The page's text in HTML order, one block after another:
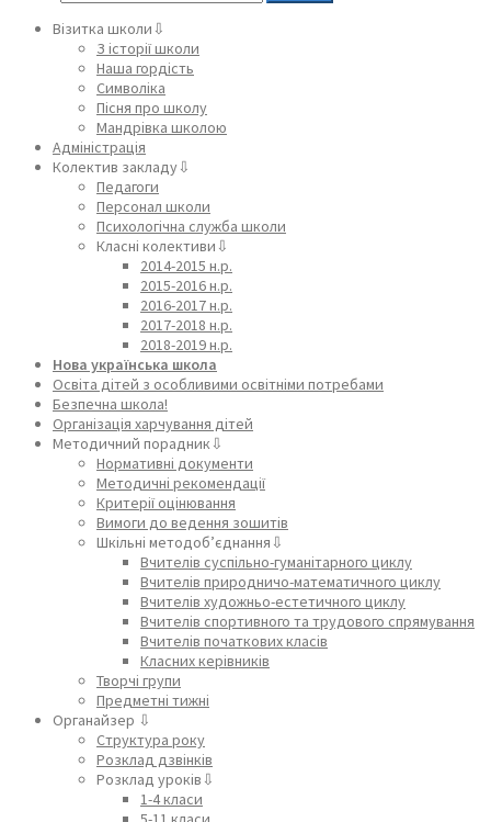
Візитка школи⇩
З історії школи
Наша гордість
Символіка
Пісня про школу
Мандрівка школою
Адміністрація
Колектив закладу⇩
Педагоги
Персонал школи
Психологічна служба школи
Класні колективи⇩
2014-2015 н.р.
2015-2016 н.р.
2016-2017 н.р.
2017-2018 н.р.
2018-2019 н.р.
Нова українська школа
Освіта дітей з особливими освітніми потребами
Безпечна школа!
Організація харчування дітей
Методичний порадник⇩
Нормативні документи
Методичні рекомендації
Критерії оцінювання
Вимоги до ведення зошитів
Шкільні методоб’єднання⇩
Вчителів суспільно-гуманітарного циклу
Вчителів природничо-математичного циклу
Вчителів художньо-естетичного циклу
Вчителів спортивного та трудового спрямування
Вчителів початкових класів
Класних керівників
Творчі групи
Предметні тижні
Органайзер ⇩
Структура року
Розклад дзвінків
Розклад уроків⇩
1-4 класи